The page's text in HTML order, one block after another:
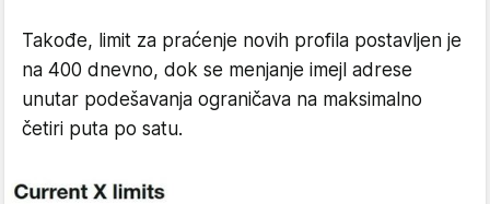
Takođe, limit za praćenje novih profila postavljen je
na 400 dnevno, dok se menjanje imejl adrese
unutar podešavanja ograničava na maksimalno
četiri puta po satu.